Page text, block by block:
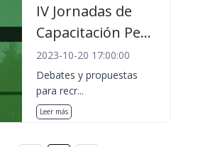
IV Jornadas de
Capacitación Pe...
2023-10-20 17:00:00
Debates y propuestas
para recr...
Leer más